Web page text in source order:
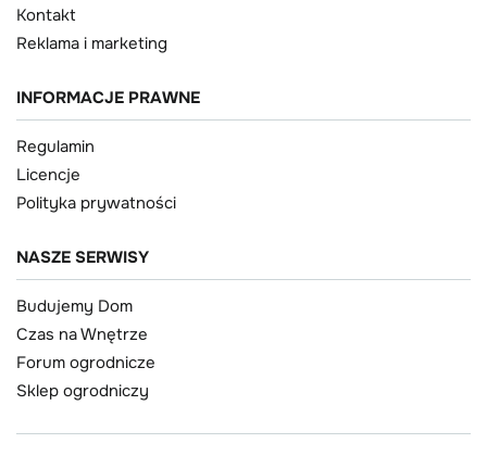
Kontakt
Reklama i marketing
INFORMACJE PRAWNE
Regulamin
Licencje
Polityka prywatności
NASZE SERWISY
Budujemy Dom
Czas na Wnętrze
Forum ogrodnicze
Sklep ogrodniczy